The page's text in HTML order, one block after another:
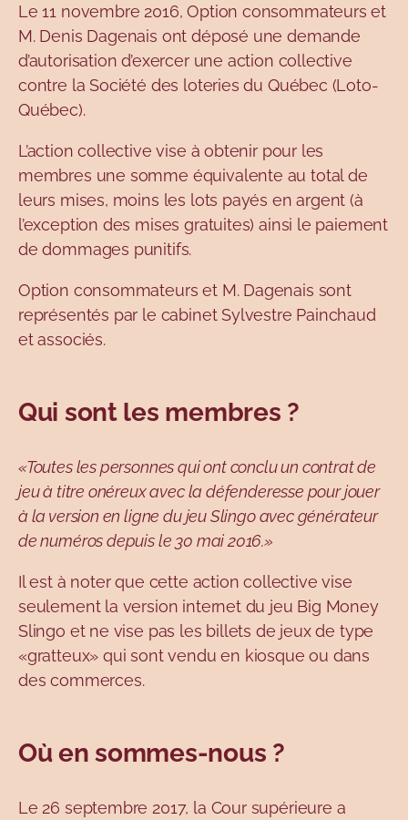
Le 11 novembre 2016, Option consommateurs et
M. Denis Dagenais ont déposé une demande
d’autorisation d’exercer une action collective
contre la Société des loteries du Québec (Loto-
Québec).
L’action collective vise à obtenir pour les
membres une somme équivalente au total de
leurs mises, moins les lots payés en argent (à
l’exception des mises gratuites) ainsi le paiement
de dommages punitifs.
Option consommateurs et M. Dagenais sont
représentés par le cabinet Sylvestre Painchaud
et associés.
Qui sont les membres ?
«Toutes les personnes qui ont conclu un contrat de
jeu à titre onéreux avec la défenderesse pour jouer
à la version en ligne du jeu Slingo avec générateur
de numéros depuis le 30 mai 2016.»
Il est à noter que cette action collective vise
seulement la version internet du jeu Big Money
Slingo et ne vise pas les billets de jeux de type
«gratteux» qui sont vendu en kiosque ou dans
des commerces.
Où en sommes-nous ?
Le 26 septembre 2017, la Cour supérieure a